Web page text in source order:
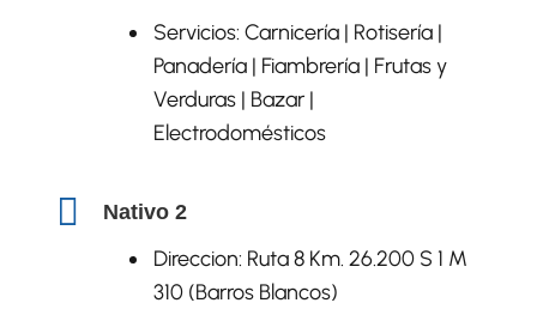
Servicios: Carnicería | Rotisería |
Panadería | Fiambrería | Frutas y
Verduras | Bazar |
Electrodomésticos
Nativo 2
Direccion: Ruta 8 Km. 26.200 S 1 M
310 (Barros Blancos)